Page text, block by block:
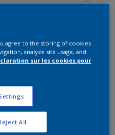
à partir de matières
couvrant élevé. Classe 1
DIN EN 13300
agree to the storing of cookies
analyze site usage, and
sur les cookies pour
All